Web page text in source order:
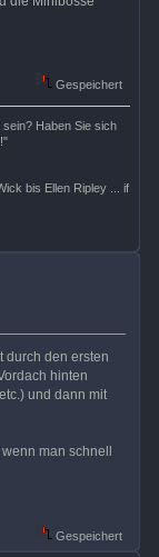
Gespeichert
Haben Sie sich
bis Ellen Ripley ... if
durch den ersten
hinten
und dann mit
man schnell
Gespeichert